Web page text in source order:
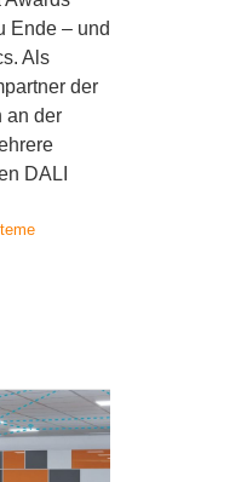
Ende – und
Als
der
an der
DALI